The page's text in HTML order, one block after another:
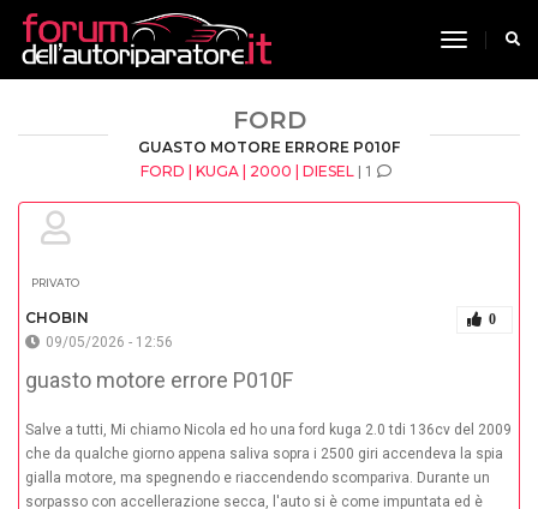
toggle
FORD
GUASTO MOTORE ERRORE P010F
FORD | KUGA | 2000 | DIESEL
| 1
PRIVATO
CHOBIN 0
09/05/2026 - 12:56
guasto motore errore P010F
Salve a tutti, Mi chiamo Nicola ed ho una ford kuga 2.0 tdi 136cv del 2009
che da qualche giorno appena saliva sopra i 2500 giri accendeva la spia
gialla motore, ma spegnendo e riaccendendo scompariva. Durante un
sorpasso con accellerazione secca, l'auto si è come impuntata ed è